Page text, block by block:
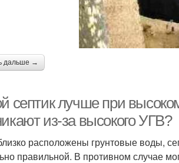
дальше →
септик лучше при
из-за высокого УГВ?
расположены грунтовые воды,
правильной. В противном случае